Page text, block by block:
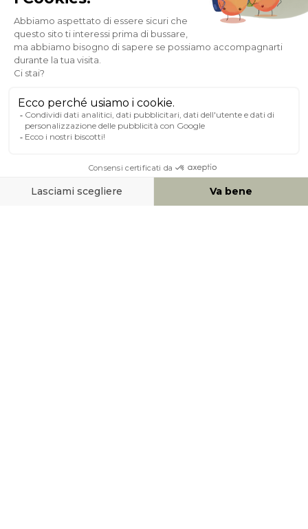
Pagamento sicuro
A PROPOSITO DI MILIBOO
AIUTO & CONTATTO